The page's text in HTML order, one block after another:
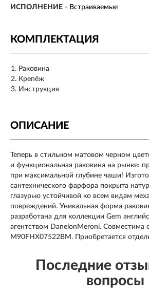
ИСПОЛНЕНИЕ - Встраиваемые
КОМПЛЕКТАЦИЯ
Раковина
Крепёж
Инструкция
ОПИСАНИЕ
Теперь в стильном матовом черном
и функциональная раковина на рынке:
при максимальной глубине чаши!
сантехнического фарфора покрыта
глазурью устойчивой ко всем видам
повреждений. Уникальная форма
разработана для коллекции Gem
агентством DanelonMeroni. Совместима
M90FHX07522BM. Приобретается
Последние
вопросы